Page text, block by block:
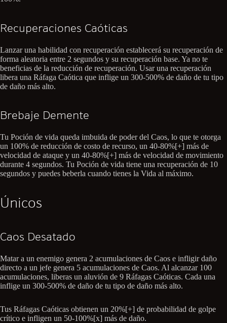
Recuperaciones Caóticas
Lanzar una habilidad con recuperación establecerá su recuperación de
forma aleatoria entre 2 segundos y su recuperación base. Ya no te
beneficias de la reducción de recuperación. Usar una recuperación
libera una Ráfaga Caótica que inflige un 300-500% de daño de tu tipo
de daño más alto.
Brebaje Demente
Tu Poción de vida queda imbuida de poder del Caos, lo que te otorga
un 100% de reducción de costo de recurso, un 40-80%[+] más de
velocidad de ataque y un 40-80%[+] más de velocidad de movimiento
durante 4 segundos. Tu Poción de vida tiene una recuperación de 10
segundos y puedes beberla cuando tienes la Vida al máximo.
Únicos
Caos Desatado
Matar a un enemigo genera 2 acumulaciones de Caos e infligir daño
directo a un jefe genera 5 acumulaciones de Caos. Al alcanzar 100
acumulaciones, liberas un aluvión de 9 Ráfagas Caóticas. Cada una
inflige un 300-500% de daño de tu tipo de daño más alto.
Tus Ráfagas Caóticas obtienen un 20%[+] de probabilidad de golpe
crítico e infligen un 50-100%[x] más de daño.